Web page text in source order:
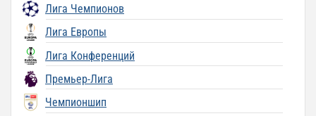
Лига Чемпионов
Лига Европы
Лига Конференций
Премьер-Лига
Чемпионшип